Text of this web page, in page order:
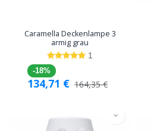
Caramella Deckenlampe 3
armig grau
1
-18%
134,71 € 164,35€